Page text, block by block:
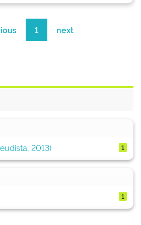
1 next
2013)
1
1